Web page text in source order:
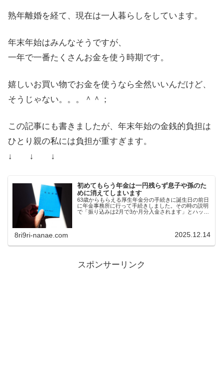
熟年離婚を経て、現在は一人暮らしをしています。
年末年始はみんなそうですが、
一年で一番たくさんお金を使う時期です。
嬉しいお買い物でお金を使うなら全然いいんだけど、
そうじゃない。。。＾＾；
この記事にも書きましたが、年末年始の金銭的負担は
ひとり親の私には負担が重すぎます。
↓ ↓ ↓
初めてもらう年金は一円残らず息子や孫のた
めに消えてしまいます
63歳からもらえる厚生年金分の手続きに誕生日の前日
に年金事務所に行って手続きしました。その時の説明
で「振り込みは2月で3か月分入金されます」とハッキ
8ri9ri-nanae.com 2025.12.14
スポンサーリンク